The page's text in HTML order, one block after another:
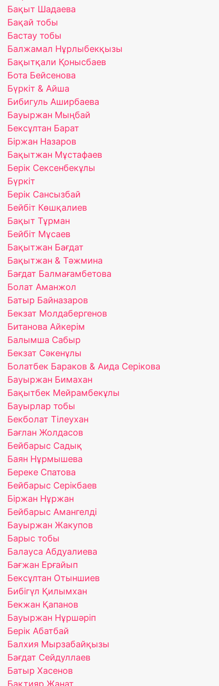
Бақыт Шадаева
Бақай тобы
Бастау тобы
Балжамал Нұрлыбекқызы
Бақытқали Қонысбаев
Бота Бейсенова
Бүркіт & Айша
Бибигуль Аширбаева
Бауыржан Мыңбай
Бексұлтан Барат
Біржан Назаров
Бақытжан Мұстафаев
Берік Сексенбекұлы
Бүркіт
Берік Сансызбай
Бейбіт Көшқалиев
Бақыт Тұрман
Бейбіт Мұсаев
Бақытжан Бағдат
Бақытжан & Тәжмина
Бағдат Балмағамбетова
Болат Аманжол
Батыр Байназаров
Бекзат Молдабергенов
Битанова Айкерім
Балымша Сабыр
Бекзат Сәкенұлы
Болатбек Бараков & Аида Серікова
Бауыржан Бимахан
Бақытбек Мейрамбекұлы
Бауырлар тобы
Бекболат Тілеухан
Бағлан Жолдасов
Бейбарыс Садық
Баян Нұрмышева
Береке Спатова
Бейбарыс Серiкбаев
Біржан Нұржан
Бейбарыс Амангелді
Бауыржан Жакупов
Барыс тобы
Балауса Абдуалиева
Бағжан Ерғайып
Бексұлтан Отыншиев
Бибігүл Қилымхан
Бекжан Қапанов
Бауыржан Нұршәріп
Берік Абатбай
Балхия Мырзабайқызы
Бағдат Сейдуллаев
Батыр Хасенов
Бақтияр Жанат